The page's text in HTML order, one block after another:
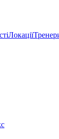
Локації